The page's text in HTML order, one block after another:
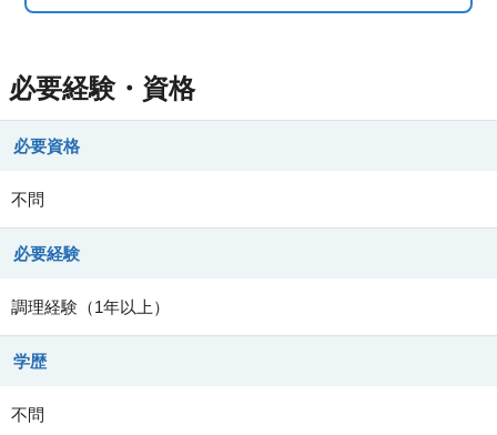
必要経験・資格
必要資格
不問
必要経験
調理経験（1年以上）
学歴
不問